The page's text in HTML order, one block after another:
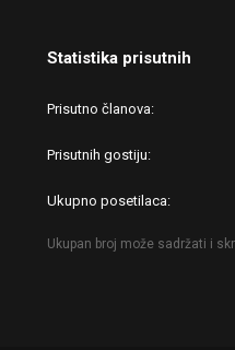
Statistika prisutnih
Prisutno članova
Prisutnih gostiju
Ukupno posetilaca
Ukupan broj može sadržati i